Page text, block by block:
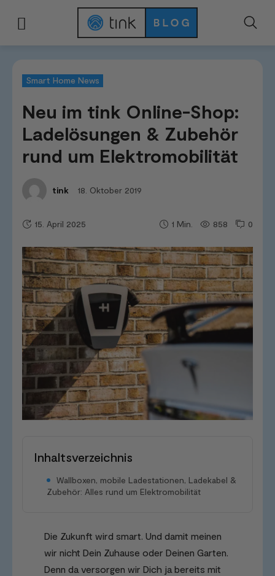
Smart Home News
Neu im tink Online-Shop:
Ladelösungen & Zubehör
rund um Elektromobilität
tink 18. Oktober 2019
0
858
1 Min.
15. April 2025
Inhaltsverzeichnis
Wallboxen, mobile Ladestationen, Ladekabel &
Zubehör: Alles rund um Elektromobilität
Die Zukunft wird smart. Und damit meinen
wir nicht Dein Zuhause oder Deinen Garten.
Denn da versorgen wir Dich ja bereits mit